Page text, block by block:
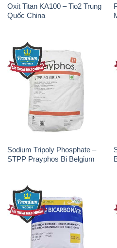
Sodium Tripoly Phosphate –
STPP Prayphos Bỉ Belgium
Sodium Bicarbonate – Bicar
NaHCO3 Hunan Trung Quốc